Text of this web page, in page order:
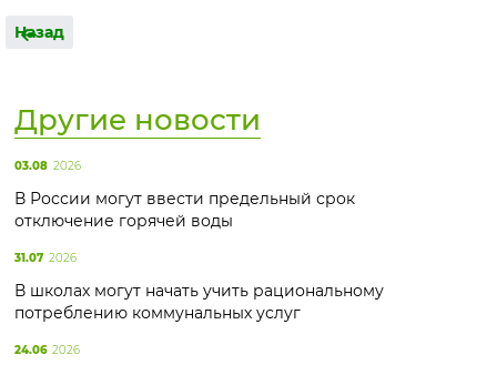
Назад
Другие новости
03.08 2026
В России могут ввести предельный срок
отключение горячей воды
31.07 2026
В школах могут начать учить рациональному
потреблению коммунальных услуг
24.06 2026